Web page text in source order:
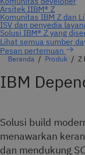
Pesan pertemuan
Beranda Produk Z
IBM
Solusi build
menawarkan
dan mendukung